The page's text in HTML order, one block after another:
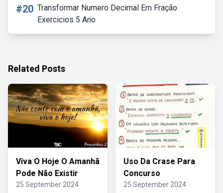
#20 Transformar Numero Decimal Em Fração
Exercicios 5 Ano
Related Posts
Viva O Hoje O Amanhã
Pode Não Existir
25 September 2024
Uso Da Crase Para
Concurso
25 September 2024